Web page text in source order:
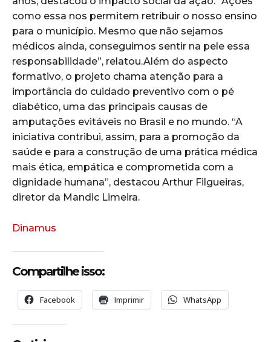
como essa nos permitem retribuir o nosso ensino
para o município. Mesmo que não sejamos
médicos ainda, conseguimos sentir na pele essa
responsabilidade”, relatou.Além do aspecto
formativo, o projeto chama atenção para a
importância do cuidado preventivo com o pé
diabético, uma das principais causas de
amputações evitáveis no Brasil e no mundo. “A
iniciativa contribui, assim, para a promoção da
saúde e para a construção de uma prática médica
mais ética, empática e comprometida com a
dignidade humana”, destacou Arthur Filgueiras,
diretor da Mandic Limeira.
Dinamus
Compartilhe isso:
Facebook Imprimir WhatsApp